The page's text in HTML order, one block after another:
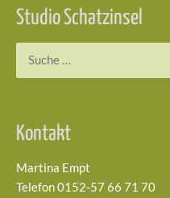
Studio Schatzinsel
Kontakt
Martina Empt
Telefon 0152-57 66 71 70